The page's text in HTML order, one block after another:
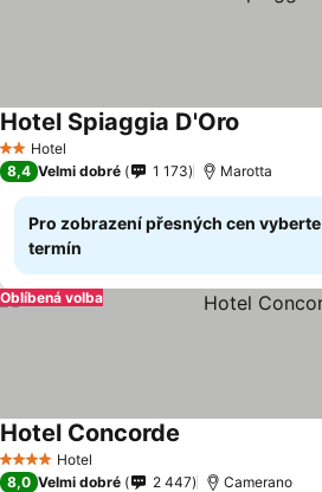
2 Počet hvězdiček
Hotel
Hotel Spiaggia D'Oro
8,4 Velmi dobré 1 173 Marotta
Pro zobrazení přesných cen vyberte
termín
Oblíbená volba
4 Počet hvězdiček
Hotel
Hotel Concorde
8,0 Velmi dobré 2 447 Camerano